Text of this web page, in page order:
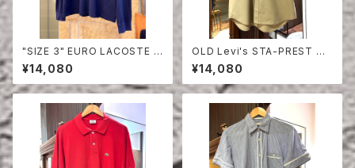
"SIZE 3" EURO LACOSTE P
OLO SHIRT LONG SLEEVE
¥14,080
OLD Levi's STA-PREST HA
LF SLEEVE SHIRT
¥14,080